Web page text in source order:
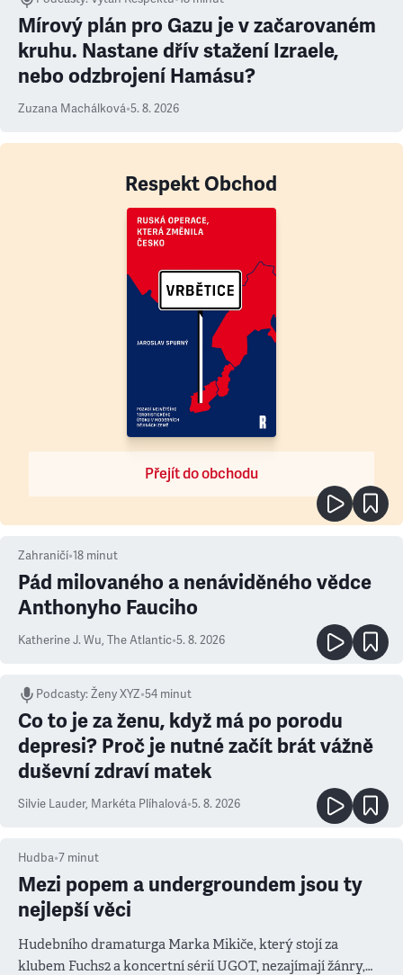
Mírový plán pro Gazu je v začarovaném
kruhu. Nastane dřív stažení Izraele,
nebo odzbrojení Hamásu?
Zuzana Machálková•5. 8. 2026
Respekt Obchod
Přejít do obchodu
Zahraničí•18 minut
Pád milovaného a nenáviděného vědce
Anthonyho Fauciho
Katherine J. Wu, The Atlantic•5. 8. 2026
Podcasty:Ženy XYZ•54 minut
Co to je za ženu, když má po porodu
depresi? Proč je nutné začít brát vážně
duševní zdraví matek
Silvie Lauder, Markéta Plíhalová•5. 8. 2026
Hudba•7 minut
Mezi popem a undergroundem jsou ty
nejlepší věci
Hudebního dramaturga Marka Mikiče, který stojí za
klubem Fuchs2 a koncertní sérií UGOT, nezajímají žánry,